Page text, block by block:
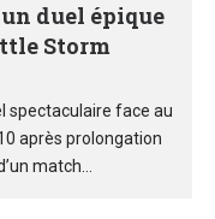
duel épique
Storm
spectaculaire face au
après prolongation
match...